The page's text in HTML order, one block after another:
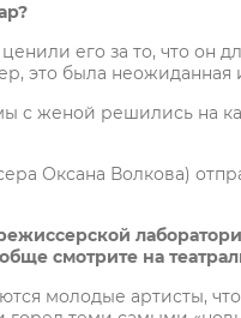
его за то, что он
это была неожиданная
с женой решились на
Оксана Волкова)
смотрите на
молодые артисты,